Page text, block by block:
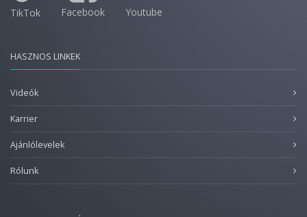
TikTok Facebook Youtube
HASZNOS LINKEK
Videók
Karrier
Ajánlólevelek
Rólunk